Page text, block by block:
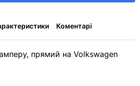
Коментарі
прямий на Volkswagen